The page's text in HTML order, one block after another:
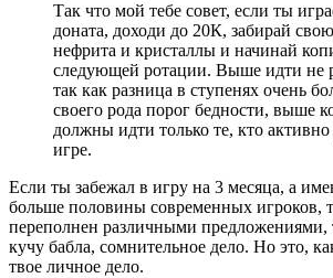
Так что мой тебе совет, если ты
доната, доходи до 20К, забирай
нефрита и кристаллы и начинай
следующей ротации. Выше идти не
так как разница в ступенях очень
своего рода порог бедности, выше
должны идти только те, кто активно
игре.
Если ты забежал в игру на 3 месяца, а
больше половины современных игроков,
переполнен различными предложениями,
кучу бабла, сомнительное дело. Но это,
твое личное дело.